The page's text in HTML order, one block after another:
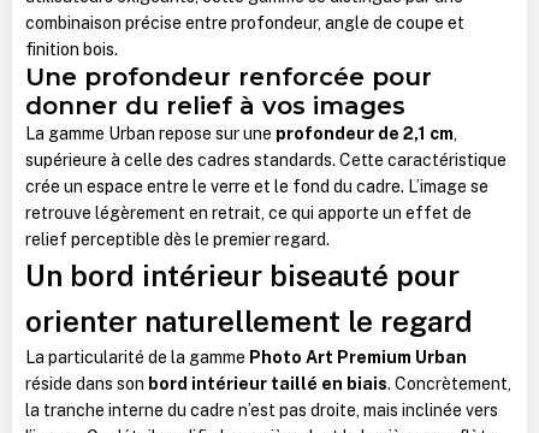
combinaison précise entre profondeur, angle de coupe et
finition bois.
Une profondeur renforcée pour
donner du relief à vos images
La gamme Urban repose sur une profondeur de 2,1 cm,
supérieure à celle des cadres standards. Cette caractéristique
crée un espace entre le verre et le fond du cadre. L’image se
retrouve légèrement en retrait, ce qui apporte un effet de
relief perceptible dès le premier regard.
Un bord intérieur biseauté pour
orienter naturellement le regard
La particularité de la gamme Photo Art Premium Urban
réside dans son bord intérieur taillé en biais. Concrètement,
la tranche interne du cadre n’est pas droite, mais inclinée vers